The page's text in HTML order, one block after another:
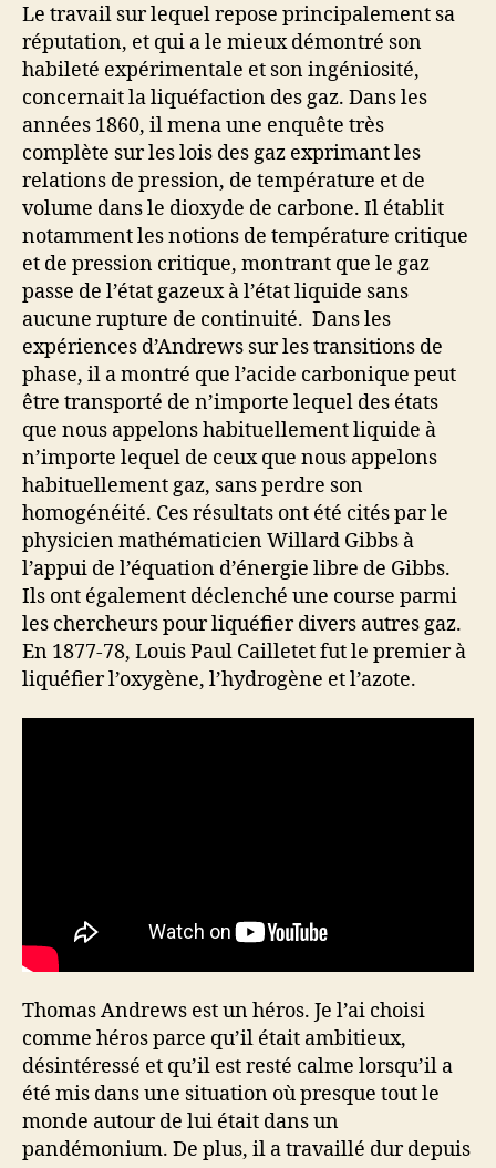
Le travail sur lequel repose principalement sa
réputation, et qui a le mieux démontré son
habileté expérimentale et son ingéniosité,
concernait la liquéfaction des gaz. Dans les
années 1860, il mena une enquête très
complète sur les lois des gaz exprimant les
relations de pression, de température et de
volume dans le dioxyde de carbone. Il établit
notamment les notions de température critique
et de pression critique, montrant que le gaz
passe de l’état gazeux à l’état liquide sans
aucune rupture de continuité. Dans les
expériences d’Andrews sur les transitions de
phase, il a montré que l’acide carbonique peut
être transporté de n’importe lequel des états
que nous appelons habituellement liquide à
n’importe lequel de ceux que nous appelons
habituellement gaz, sans perdre son
homogénéité. Ces résultats ont été cités par le
physicien mathématicien Willard Gibbs à
l’appui de l’équation d’énergie libre de Gibbs.
Ils ont également déclenché une course parmi
les chercheurs pour liquéfier divers autres gaz.
En 1877-78, Louis Paul Cailletet fut le premier à
liquéfier l’oxygène, l’hydrogène et l’azote.
Thomas Andrews est un héros. Je l’ai choisi
comme héros parce qu’il était ambitieux,
désintéressé et qu’il est resté calme lorsqu’il a
été mis dans une situation où presque tout le
monde autour de lui était dans un
pandémonium. De plus, il a travaillé dur depuis